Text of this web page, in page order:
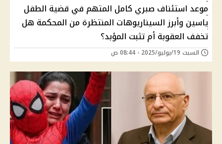
موعد استئناف صبري كامل المتهم في قضية الطفل
ياسين وأبرز السيناريوهات المنتظرة من المحكمة هل
تخفف العقوبة أم تثبت المؤبد؟
السبت 19/يوليو/2025 - 08:44 ص